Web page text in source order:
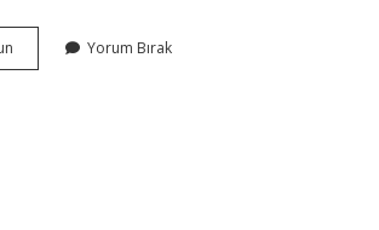
Tekniği
Yorum Bırak